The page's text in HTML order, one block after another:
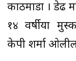
काठमाडौं । डेढ
१४ वर्षीया
केपी शर्मा